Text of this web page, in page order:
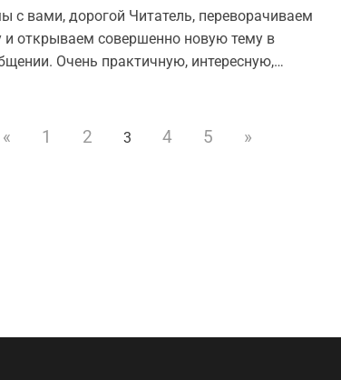
с вами, дорогой Читатель, переворачиваем
и открываем совершенно новую тему в
Очень практичную, интересную,
« 1 2 3 4 5 »